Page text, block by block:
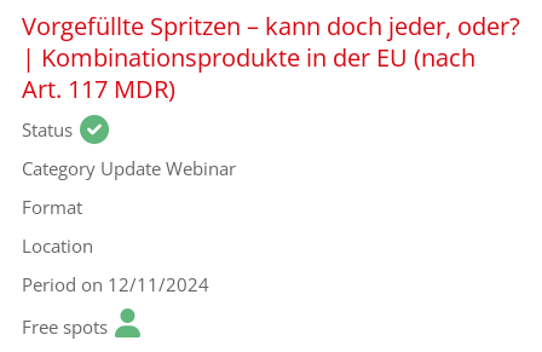
Vorgefüllte Spritzen – kann doch jeder, oder?
| Kombinationsprodukte in der EU (nach
Art. 117 MDR)
Status
Category Update Webinar
Format
Location
Period on 12/11/2024
Free spots